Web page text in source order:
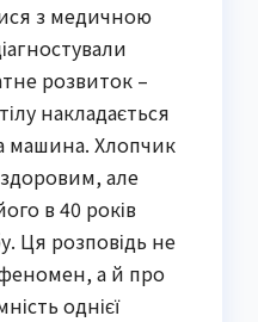
з медичною
розвиток –
накладається
машина. Хлопчик
але
в 40 років
Ця розповідь не
а й про
однієї